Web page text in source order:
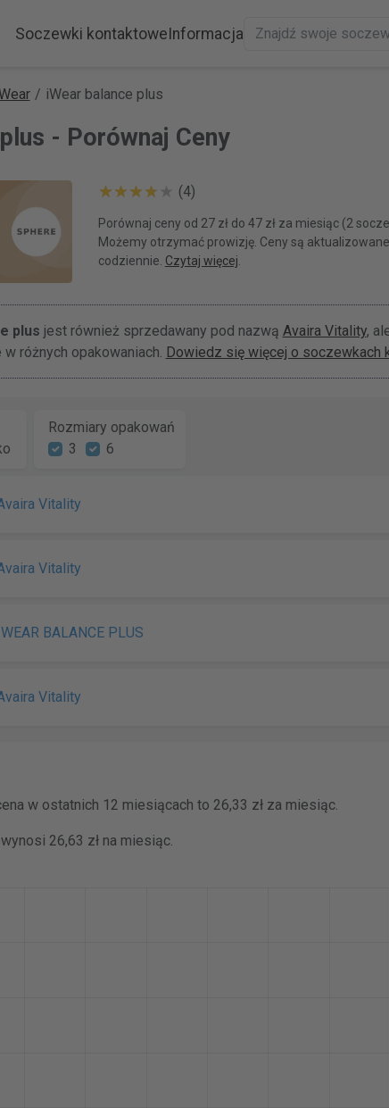
Soczewki kontaktoweInformacja
/ iWear balance plus
- Porównaj Ceny
(4)
Porównaj ceny od 27 zł do 47 zł za miesiąc (2
Możemy otrzymać prowizję. Ceny są aktualizowane
codziennie. Czytaj więcej
plus jest również sprzedawany pod nazwą Avaira Vitality,
różnych opakowaniach. Dowiedz się więcej o soczewkach
Rozmiary opakowań
3
6
Vitality
Vitality
BALANCE PLUS
Vitality
w ostatnich 12 miesiącach to 26,33 zł za miesiąc.
26,63 zł na miesiąc.